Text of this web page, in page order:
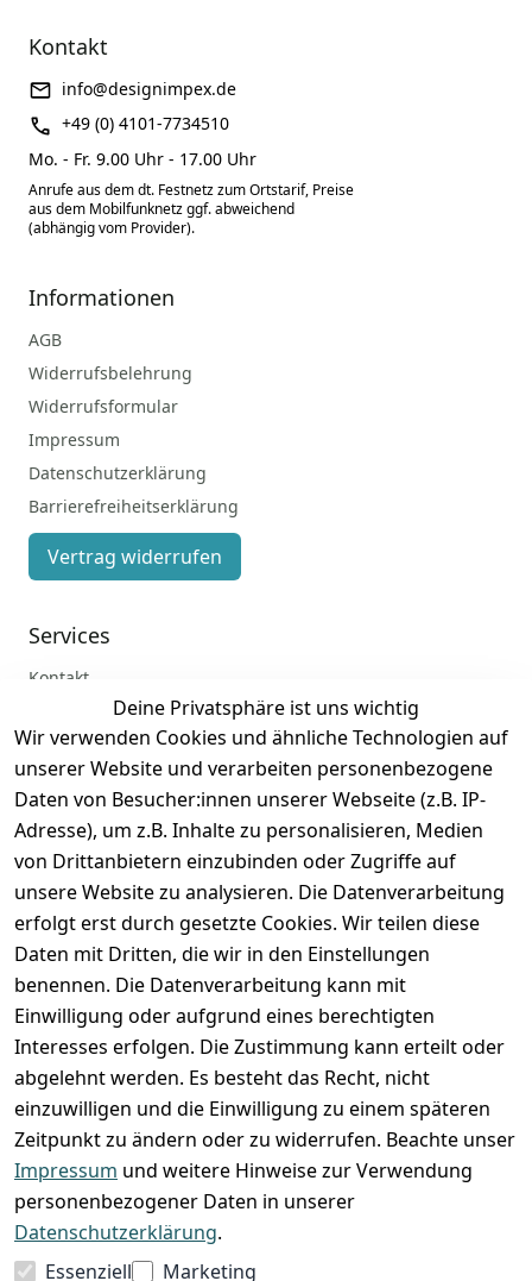
Deine Privatsphäre ist uns wichtig
Wir verwenden Cookies und ähnliche Technologien auf
unserer Website und verarbeiten personenbezogene
Daten von Besucher:innen unserer Webseite (z.B. IP-
Adresse), um z.B. Inhalte zu personalisieren, Medien
von Drittanbietern einzubinden oder Zugriffe auf
unsere Website zu analysieren. Die Datenverarbeitung
erfolgt erst durch gesetzte Cookies. Wir teilen diese
Daten mit Dritten, die wir in den Einstellungen
benennen. Die Datenverarbeitung kann mit
Einwilligung oder aufgrund eines berechtigten
Interesses erfolgen. Die Zustimmung kann erteilt oder
abgelehnt werden. Es besteht das Recht, nicht
einzuwilligen und die Einwilligung zu einem späteren
Zeitpunkt zu ändern oder zu widerrufen. Beachte unser
Impressum und weitere Hinweise zur Verwendung
personenbezogener Daten in unserer
Datenschutzerklärung.
Essenziell
Marketing
Kontakt
info@designimpex.de
+49 (0) 4101-7734510
Mo. - Fr. 9.00 Uhr - 17.00 Uhr
Anrufe aus dem dt. Festnetz zum Ortstarif, Preise
aus dem Mobilfunknetz ggf. abweichend
(abhängig vom Provider).
Informationen
AGB
Widerrufsbelehrung
Widerrufsformular
Impressum
Datenschutzerklärung
Barrierefreiheitserklärung
Vertrag widerrufen
Services
Kontakt
Registrieren
Zahlung und Versand
VORKASSE RECHNUNG